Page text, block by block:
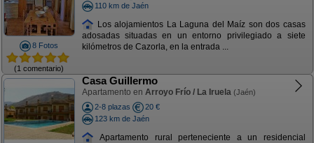
8 Fotos
(1 comentario)
110 km de Jaén
Los alojamientos La Laguna del Maíz son dos casas
adosadas situadas en un entorno privilegiado a siete
kilómetros de Cazorla, en la entrada ...
Casa Guillermo
Apartamento en Arroyo Frío / La Iruela (Jaén)
2-8 plazas
20 €
123 km de Jaén
Apartamento rural perteneciente a un residencial